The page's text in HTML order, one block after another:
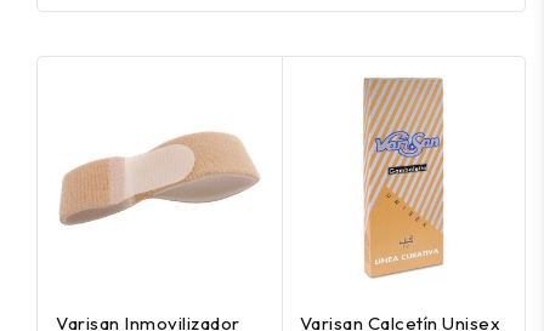
Varisan Inmovilizador
Varisan Calcetín Unisex